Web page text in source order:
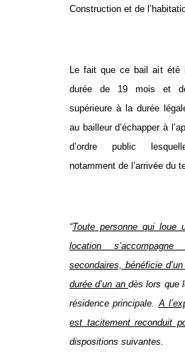
Construction et de
Le fait que ce bail ait été
durée de 19 mois et
supérieure à la durée
au bailleur d’échapper à
d’ordre public
notamment de l’arrivée du
“Toute personne qui loue
location
secondaires, bénéficie
durée d’un an dès lors que
résidence principale.A
est tacitement reconduit
dispositions suivantes.